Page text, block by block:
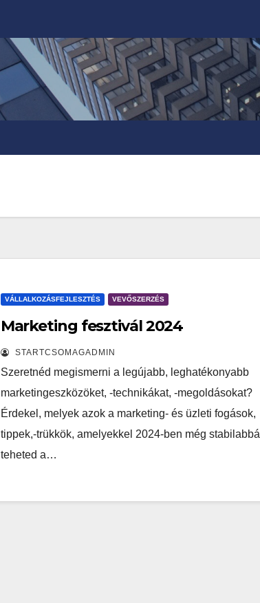
VÁLLALKOZÁSFEJLESZTÉS VEVŐSZERZÉS
Marketing fesztivál 2024
STARTCSOMAGADMIN
Szeretnéd megismerni a legújabb, leghatékonyabb
marketingeszközöket, -technikákat, -megoldásokat?
Érdekel, melyek azok a marketing- és üzleti fogások,
tippek,-trükkök, amelyekkel 2024-ben még stabilabbá
teheted a…